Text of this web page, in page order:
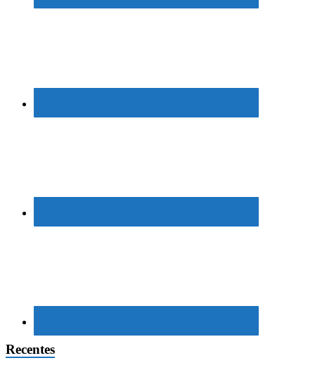
Recentes